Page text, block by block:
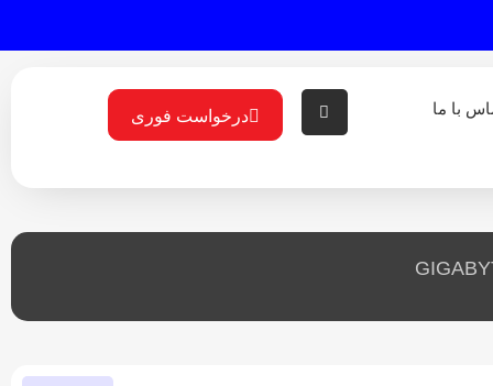
با ما درخواست فوری